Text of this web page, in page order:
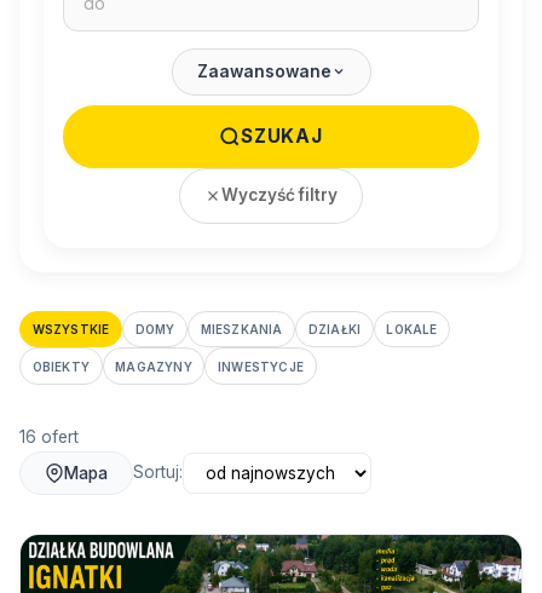
Zaawansowane
SZUKAJ
Wyczyść filtry
WSZYSTKIE DOMY MIESZKANIA DZIAŁKI LOKALE
OBIEKTY MAGAZYNY INWESTYCJE
16 ofert
Mapa
Sortuj: